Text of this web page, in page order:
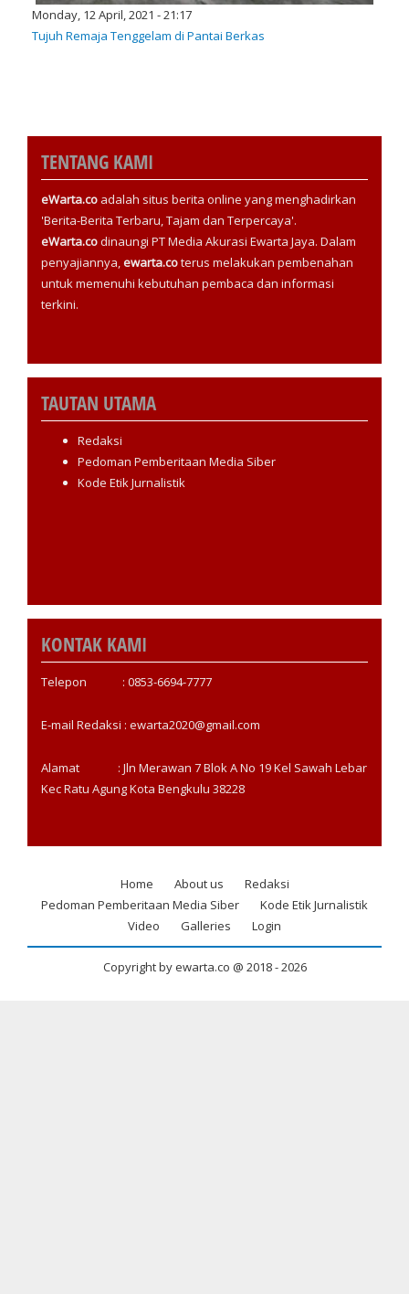
Monday, 12 April, 2021 - 21:17
Tujuh Remaja Tenggelam di Pantai Berkas
TENTANG KAMI
eWarta.co adalah situs berita online yang menghadirkan
'Berita-Berita Terbaru, Tajam dan Terpercaya'.
eWarta.codinaungi PT Media Akurasi Ewarta Jaya. Dalam
penyajiannya,ewarta.coterus melakukan pembenahan
untuk memenuhi kebutuhan pembaca dan informasi
terkini.
TAUTAN UTAMA
Redaksi
Pedoman Pemberitaan Media Siber
Kode Etik Jurnalistik
KONTAK KAMI
Telepon : 0853-6694-7777
E-mail Redaksi : ewarta2020@gmail.com
Alamat : Jln Merawan 7 Blok A No 19 Kel Sawah Lebar
Kec Ratu Agung Kota Bengkulu 38228
Footer
Home About us
Redaksi
Pedoman Pemberitaan Media Siber
Kode Etik Jurnalistik
Video
Galleries Login
Copyright by ewarta.co @ 2018 -2026